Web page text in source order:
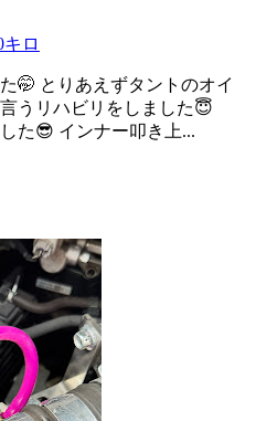
ロ
🤭 とりあえずタントのオイ
うリハビリをしました😇
た😎 インナー叩き上...